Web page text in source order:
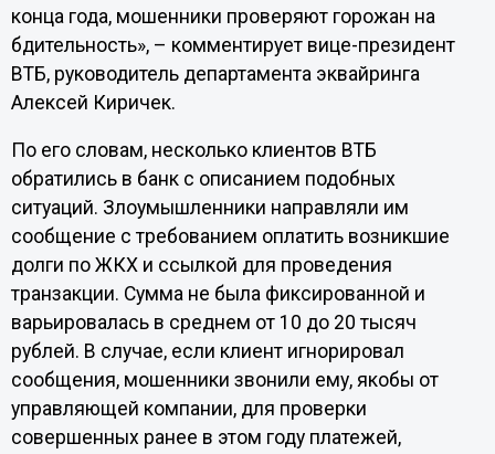
конца года, мошенники проверяют горожан на
бдительность», – комментирует вице-президент
ВТБ, руководитель департамента эквайринга
Алексей Киричек.
По его словам, несколько клиентов ВТБ
обратились в банк с описанием подобных
ситуаций. Злоумышленники направляли им
сообщение с требованием оплатить возникшие
долги по ЖКХ и ссылкой для проведения
транзакции. Сумма не была фиксированной и
варьировалась в среднем от 10 до 20 тысяч
рублей. В случае, если клиент игнорировал
сообщения, мошенники звонили ему, якобы от
управляющей компании, для проверки
совершенных ранее в этом году платежей,